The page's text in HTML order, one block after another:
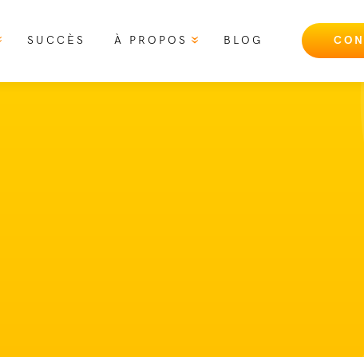
SUCCÈS À PROPOS BLOG